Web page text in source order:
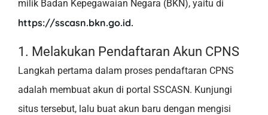
milik Badan Kepegawaian Negara (BKN), yaitu di
https://sscasn.bkn.go.id.
1. Melakukan Pendaftaran Akun CPNS
Langkah pertama dalam proses pendaftaran CPNS
adalah membuat akun di portal SSCASN. Kunjungi
situs tersebut, lalu buat akun baru dengan mengisi